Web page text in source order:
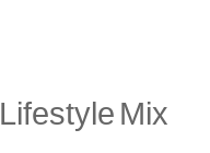
Lifestyle Mix